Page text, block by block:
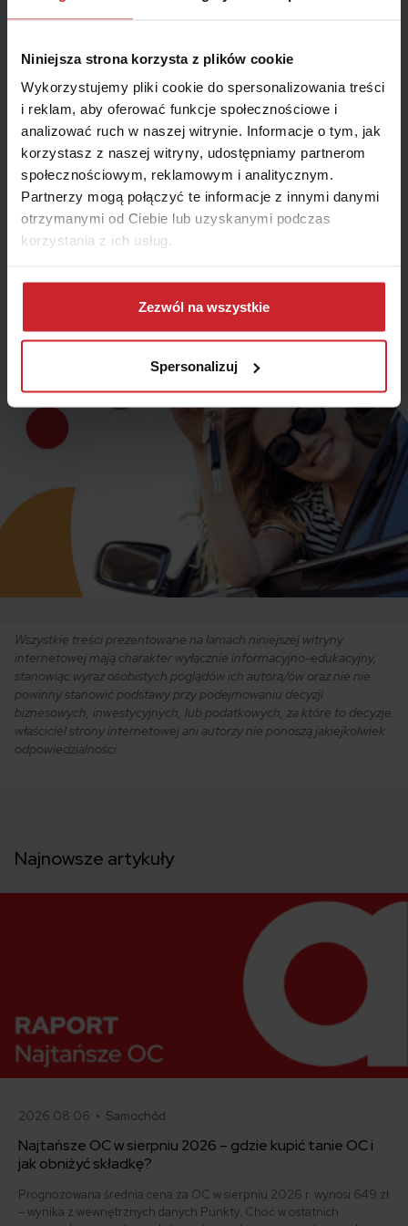
Niniejsza strona korzysta z plików cookie
Wykorzystujemy pliki cookie do spersonalizowania treści
i reklam, aby oferować funkcje społecznościowe i
analizować ruch w naszej witrynie. Informacje o tym, jak
korzystasz z naszej witryny, udostępniamy partnerom
społecznościowym, reklamowym i analitycznym.
Partnerzy mogą połączyć te informacje z innymi danymi
otrzymanymi od Ciebie lub uzyskanymi podczas
korzystania z ich usług.
Dowiedz się więcej na temat tego, kim jesteśmy, jak
można się z nami skontaktować i w jaki sposób
przetwarzamy dane osobowe w ramachPolityki
Zezwól na wszystkie
Spersonalizuj
Jak możemy się z Tobą skontaktować?
Telefon E-mail
Telefon
Zamów kontakt
Wszystkie treści prezentowane na łamach niniejszej witryny
internetowej mają charakter wyłącznie informacyjno-edukacyjny,
stanowiąc wyraz osobistych poglądów ich autora/ów oraz nie nie
powinny stanowić podstawy przy podejmowaniu decyzji
biznesowych, inwestycyjnych, lub podatkowych, za które to decyzje
właściciel strony internetowej ani autorzy nie ponoszą jakiejkolwiek
odpowiedzialności.
Najnowsze artykuły
2026.08.06 • Samochód
Najtańsze OC w sierpniu 2026 – gdzie kupić tanie OC i
jak obniżyć składkę?
Prognozowana średnia cena za OC w sierpniu 2026 r. wynosi 649 zł
– wynika z wewnętrznych danych Punkty. Choć w ostatnich